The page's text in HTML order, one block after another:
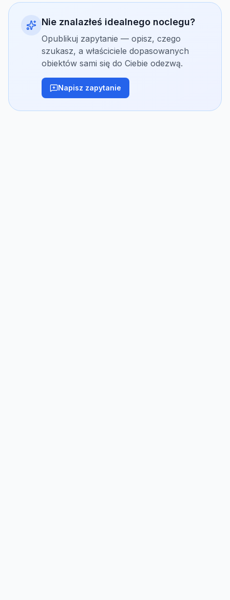
Nie znalazłeś idealnego noclegu?
Opublikuj zapytanie — opisz, czego
szukasz, a właściciele dopasowanych
obiektów sami się do Ciebie odezwą.
Napisz zapytanie